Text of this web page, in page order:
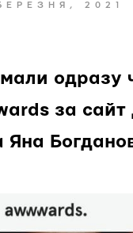
2021
одразу
за сайт
Яна